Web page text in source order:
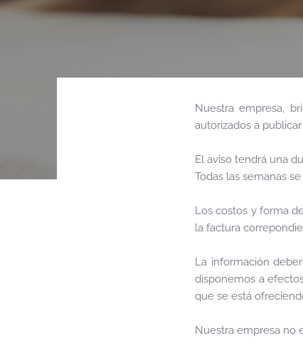
Nuestra empresa,
autorizados a
El aviso tendrá una
Todas las semanas
Los costos y forma
la factura
La información
disponemos a
que se está
Nuestra empresa no